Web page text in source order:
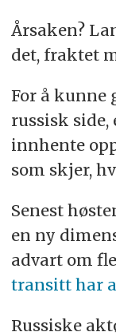
Årsaken?
det, fraktet
For å kunne
russisk
innhente
som skjer,
Senest
en ny
advart om
transitt har
Russiske